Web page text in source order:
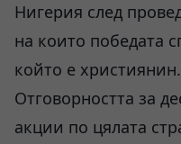
Нигерия след
на които победата
който е християнин.
Отговорността за
акции по цялата